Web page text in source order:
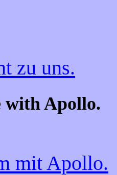
zu uns.
Apollo.
mit Apollo.